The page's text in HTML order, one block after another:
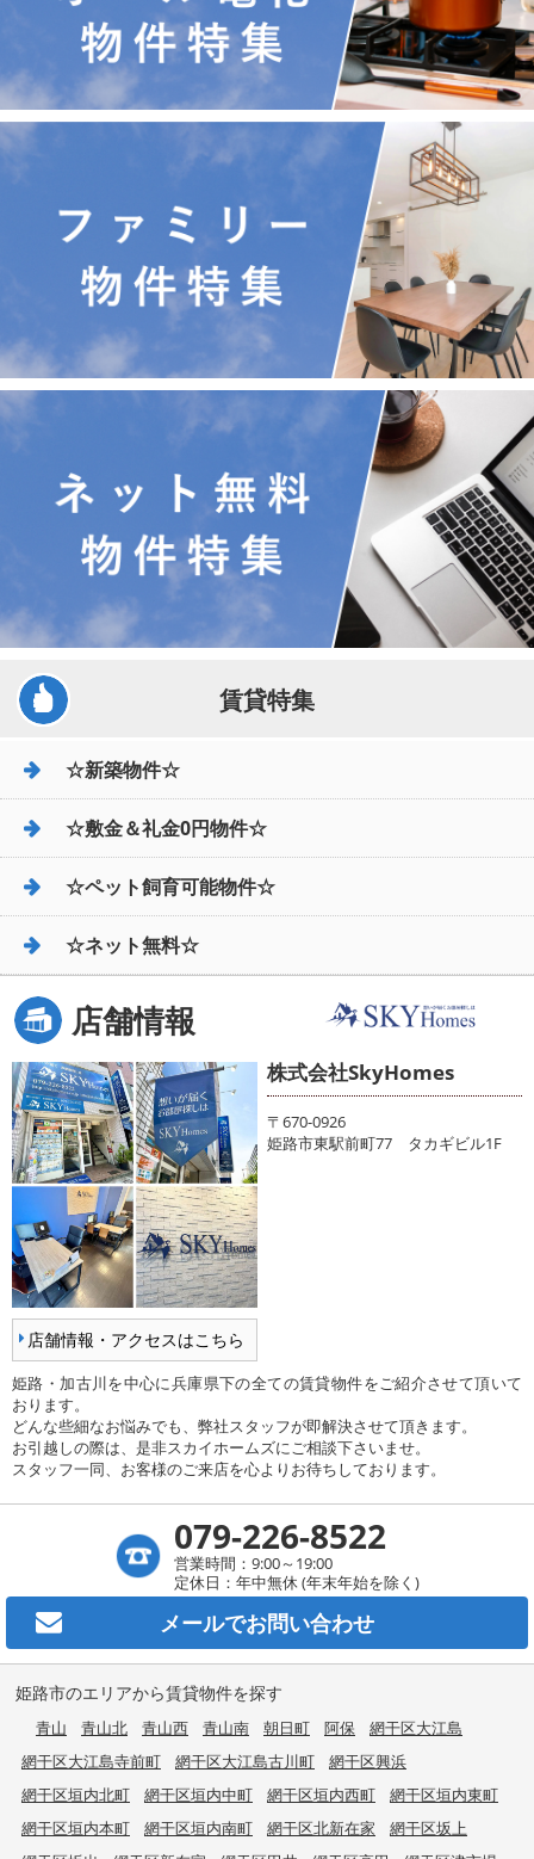
賃貸特集
☆新築物件☆
☆敷金＆礼金0円物件☆
☆ペット飼育可能物件☆
☆ネット無料☆
店舗情報
店舗情報・アクセスはこちら
株式会社SkyHomes
〒670-0926
姫路市東駅前町77 タカギビル1F
姫路・加古川を中心に兵庫県下の全ての賃貸物件をご紹介させて頂いて
おります。
どんな些細なお悩みでも、弊社スタッフが即解決させて頂きます。
お引越しの際は、是非スカイホームズにご相談下さいませ。
スタッフ一同、お客様のご来店を心よりお待ちしております。
079-226-8522
営業時間：9:00～19:00
定休日：年中無休 (年末年始を除く)
メールでお問い合わせ
姫路市のエリアから賃貸物件を探す
青山 青山北 青山西 青山南 朝日町 阿保
網干区大江島
網干区大江島寺前町
網干区大江島古川町
網干区興浜
網干区垣内北町
網干区垣内中町 網干区垣内西町
網干区垣内東町
網干区垣内本町
網干区垣内南町 網干区北新在家
網干区坂上